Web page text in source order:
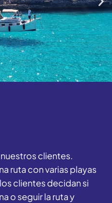
clientes.
ruta con varias playas
clientes decidan si
o seguir la ruta y